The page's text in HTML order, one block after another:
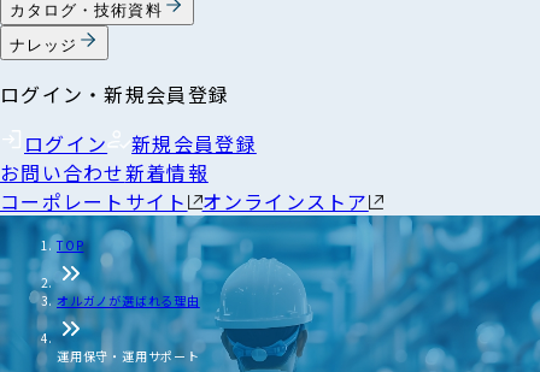
カタログ・技術資料
ナレッジ
ログイン・新規会員登録
ログイン
新規会員登録
お問い合わせ新着情報
コーポレートサイト
オンラインストア
TOP
オルガノが選ばれる理由
運用保守・運用サポート